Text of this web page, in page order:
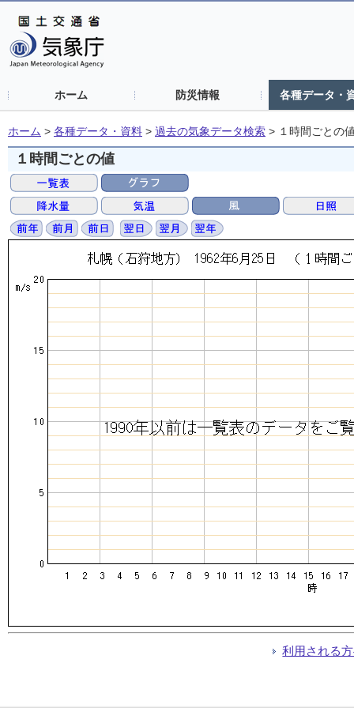
ホーム 防災情報 各種データ・
ホーム > 各種データ・資料 > 過去の気象データ検索 > １時間ごとの
１時間ごとの値
利用される